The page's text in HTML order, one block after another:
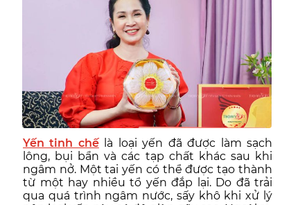
Yến tinh chếlà loại yến đã được làm sạch
lông, bụi bẩn và các tạp chất khác sau khi
ngâm nở. Một tai yến có thể được tạo thành
từ một hay nhiều tổ yến đắp lại. Do đã trải
qua quá trình ngâm nước, sấy khô khi xử lý